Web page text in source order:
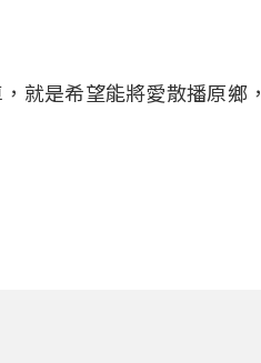
就是希望能將愛散播原鄉，